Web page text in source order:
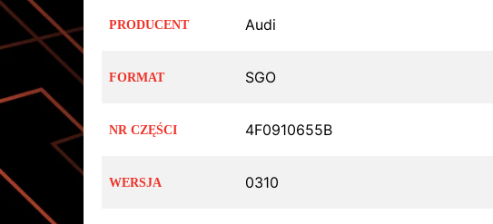
PRODUCENT Audi
FORMAT SGO
NR CZĘŚCI 4F0910655B
WERSJA 0310